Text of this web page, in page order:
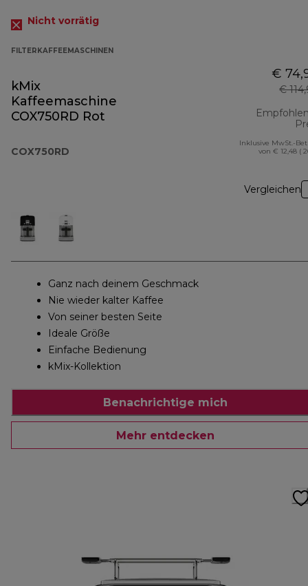
Nicht vorrätig
FILTERKAFFEEMASCHINEN
kMix
Kaffeemaschine
COX750RD Rot
COX750RD
€
€
Inklusive MwSt.-
von € 12,48 (
Vergleichen
Ganz nach deinem Geschmack
Nie wieder kalter Kaffee
Von seiner besten Seite
Ideale Größe
Einfache Bedienung
kMix-Kollektion
Benachrichtige mich
Mehr entdecken